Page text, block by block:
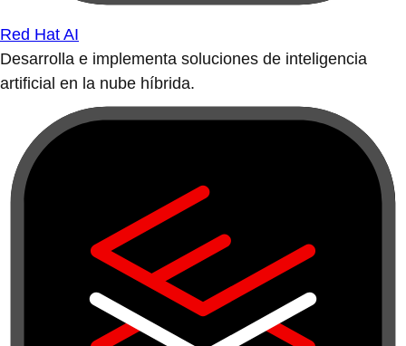
Red Hat AI
Desarrolla e implementa soluciones de inteligencia
artificial en la nube híbrida.